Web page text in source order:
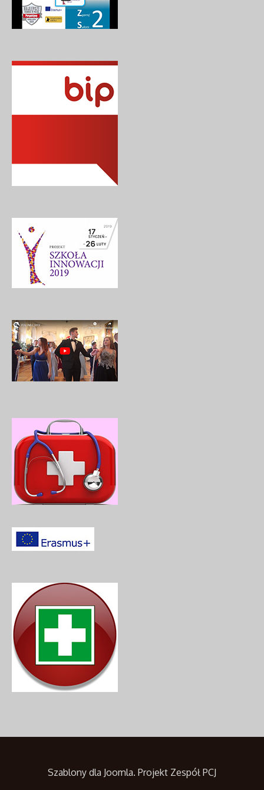
Szablony dla Joomla. Projekt Zespół PCJ